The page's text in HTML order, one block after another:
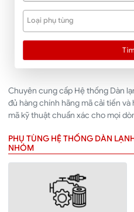
Loại phụ tùng
Chuyên cung cấp Hệ thống Dàn
đủ hàng chính hãng mã cải tiến
mã kỹ thuật chuẩn xác cho mọi
PHỤ TÙNG HỆ THỐNG DÀN
NHÓM